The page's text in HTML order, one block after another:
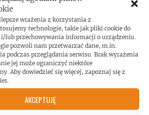
wrażenia z korzystania z
technologie, takie jak pliki cookie do
lub przechowywania informacji o urządzeniu.
pozwoli nam przetwarzać dane, m.in.
podczas przeglądania serwisu. Brak wyrażenia
jej może ograniczyć niektóre
Aby dowiedzieć się więcej, zapoznaj się z
AKCEPTUJĘ
przekroczył poziom